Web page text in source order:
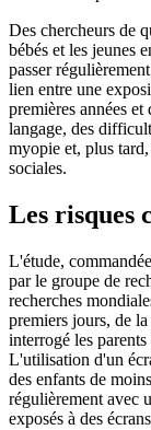
Des chercheurs de
bébés et les jeunes
passer
lien entre une
premières années
langage, des
myopie et, plus
sociales.
Les risques
L'étude,
par le groupe de
recherches
premiers jours, de
interrogé les
L'utilisation d'un
des enfants de
régulièrement avec
exposés à des